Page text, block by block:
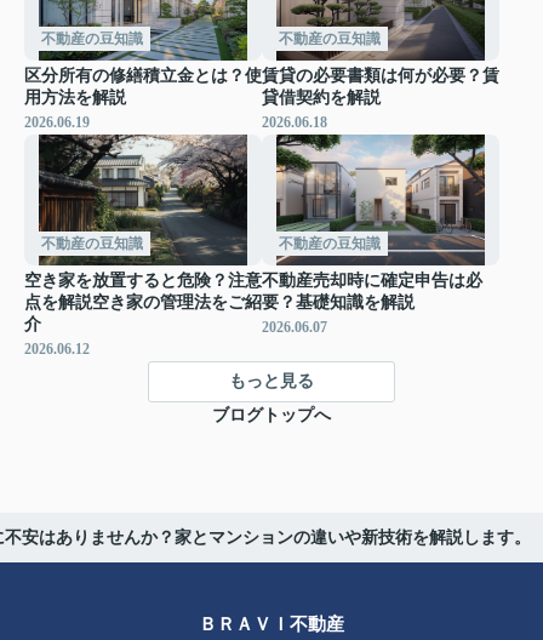
不動産の豆知識
区分所有の修繕積立金とは？使
用方法を解説
2026.06.19
不動産の豆知識
賃貸の必要書類は何が必要？賃
貸借契約を解説
2026.06.18
不動産の豆知識
空き家を放置すると危険？注意
点を解説空き家の管理法をご紹
介
2026.06.12
不動産の豆知識
不動産売却時に確定申告は必
要？基礎知識を解説
2026.06.07
もっと見る
ブログトップへ
安はありませんか？家とマンションの違いや新技術を解説します。
ＢＲＡＶＩ不動産